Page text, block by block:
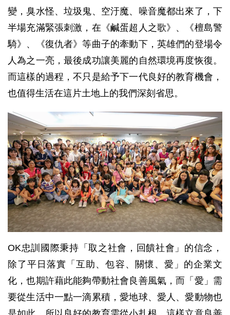
變，臭水怪、垃圾鬼、空汙魔、噪音魔都出來了，下
半場充滿緊張刺激，在《鹹蛋超人之歌》、《檀島警
騎》、《復仇者》等曲子的牽動下，英雄們的登場令
人為之一亮，最後成功讓美麗的自然環境再度恢復。
而這樣的過程，不只是給予下一代良好的教育機會，
也值得生活在這片土地上的我們深刻省思。
OK忠訓國際秉持「取之社會，回饋社會」的信念，
除了平日落實「互助、包容、關懷、愛」的企業文
化，也期許藉此能夠帶動社會良善風氣，而「愛」需
要從生活中一點一滴累積，愛地球、愛人、愛動物也